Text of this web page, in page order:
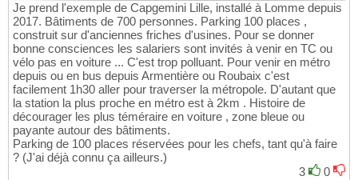
Je prend l'exemple de Capgemini Lille, installé à Lomme depuis
2017. Bâtiments de 700 personnes. Parking 100 places ,
construit sur d'anciennes friches d'usines. Pour se donner
bonne consciences les salariers sont invités à venir en TC ou
vélo pas en voiture ... C'est trop polluant. Pour venir en métro
depuis ou en bus depuis Armentière ou Roubaix c'est
facilement 1h30 aller pour traverser la métropole. D'autant que
la station la plus proche en métro est à 2km . Histoire de
décourager les plus téméraire en voiture , zone bleue ou
payante autour des bâtiments.
Parking de 100 places réservées pour les chefs, tant qu'à faire
? (J'ai déjà connu ça ailleurs.)
3
0